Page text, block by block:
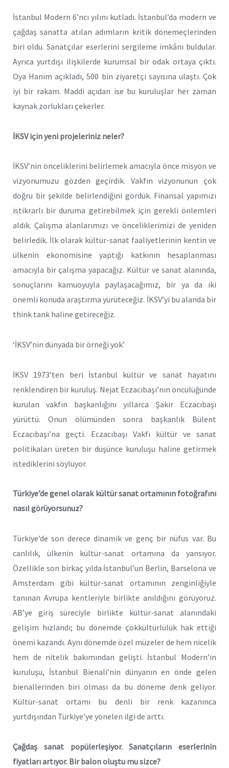
İstanbul Modern 6’ncı yılını kutladı. İstanbul’da modern ve
çağdaş sanatta atılan adımların kritik dönemeçlerinden
biri oldu. Sanatçılar eserlerini sergileme imkânı buldular.
Ayrıca yurtdışı ilişkilerde kurumsal bir odak ortaya çıktı.
Oya Hanım açıkladı, 500 bin ziyaretçi sayısına ulaştı. Çok
iyi bir rakam. Maddi açıdan ise bu kuruluşlar her zaman
kaynak zorlukları çekerler.
İKSV için yeni projeleriniz neler?
İKSV’nin önceliklerini belirlemek amacıyla önce misyon ve
vizyonumuzu gözden geçirdik. Vakfın vizyonunun çok
doğru bir şekilde belirlendiğini gördük. Finansal yapımızı
istikrarlı bir duruma getirebilmek için gerekli önlemleri
aldık. Çalışma alanlarımızı ve önceliklerimizi de yeniden
belirledik. İlk olarak kültür-sanat faaliyetlerinin kentin ve
ülkenin ekonomisine yaptığı katkının hesaplanması
amacıyla bir çalışma yapacağız. Kültür ve sanat alanında,
sonuçlarını kamuoyuyla paylaşacağımız, bir ya da iki
önemli konuda araştırma yürüteceğiz. İKSV’yi bu alanda bir
think tank haline getireceğiz.
‘İKSV’nin dünyada bir örneği yok’
İKSV 1973’ten beri İstanbul kültür ve sanat hayatını
renklendiren bir kuruluş. Nejat Eczacıbaşı’nın öncülüğünde
kurulan vakfın başkanlığını yıllarca Şakir Eczacıbaşı
yürüttü. Onun ölümünden sonra başkanlık Bülent
Eczacıbaşı’na geçti. Eczacıbaşı Vakfı kültür ve sanat
politikaları üreten bir düşünce kuruluşu haline getirmek
istediklerini söylüyor.
Türkiye’de genel olarak kültür sanat ortamının fotoğrafını
nasıl görüyorsunuz?
Türkiye’de son derece dinamik ve genç bir nüfus var. Bu
canlılık, ülkenin kültür-sanat ortamına da yansıyor.
Özellikle son birkaç yılda İstanbul’un Berlin, Barselona ve
Amsterdam gibi kültür-sanat ortamının zenginliğiyle
tanınan Avrupa kentleriyle birlikte anıldığını görüyoruz.
AB’ye giriş süreciyle birlikte kültür-sanat alanındaki
gelişim hızlandı; bu dönemde çokkültürlülük hak ettiği
önemi kazandı. Aynı dönemde özel müzeler de hem nicelik
hem de nitelik bakımından gelişti. İstanbul Modern’in
kuruluşu, İstanbul Bienali’nin dünyanın en önde gelen
bienallerinden biri olması da bu döneme denk geliyor.
Kültür-sanat ortamı bu denli bir renk kazanınca
yurtdışından Türkiye’ye yönelen ilgi de arttı.
Çağdaş sanat popülerleşiyor. Sanatçıların eserlerinin
fiyatları artıyor. Bir balon oluştu mu sizce?